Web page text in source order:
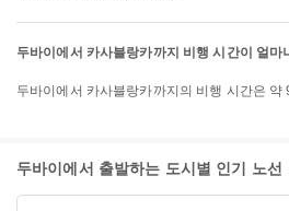
두바이에서 카사블랑카까지 비행 시간이 얼마
두바이에서 카사블랑카까지의 비행 시간은
두바이에서 출발하는 도시별 인기 노선